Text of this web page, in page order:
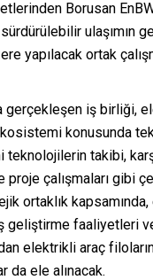
Borusan
ulaşımın
yapılacak ortak
gerçekleşen iş birliği,
konusunda
takibi,
çalışmaları gibi
ortaklık
geliştirme faaliyetleri
elektrikli araç
da ele alınacak.